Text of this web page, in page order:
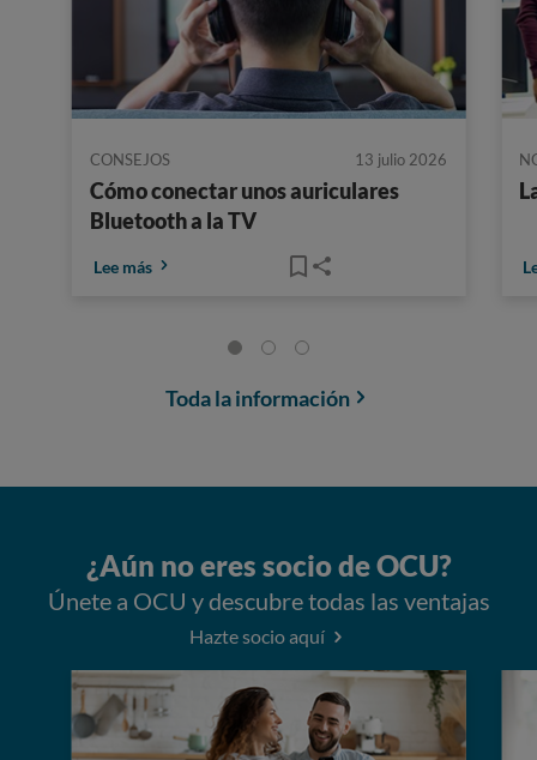
CONSEJOS 13 julio 2026
Cómo conectar unos auriculares
Bluetooth a la TV
Lee más
Toda la información
¿Aún no eres socio de OCU?
Únete a OCU y descubre todas las ventajas
Hazte socio aquí